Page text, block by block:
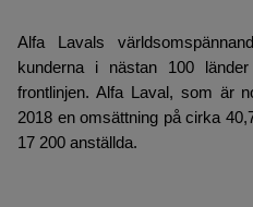
Alfa Lavals
kunderna i nästan 100
frontlinjen. Alfa Laval, som är
2018 en omsättning på cirka
17 200 anställda.